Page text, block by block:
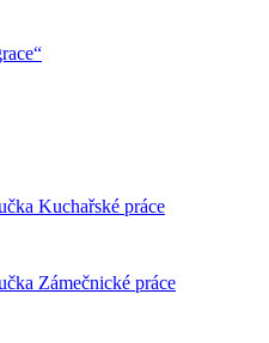
Kuchařské práce
Zámečnické práce